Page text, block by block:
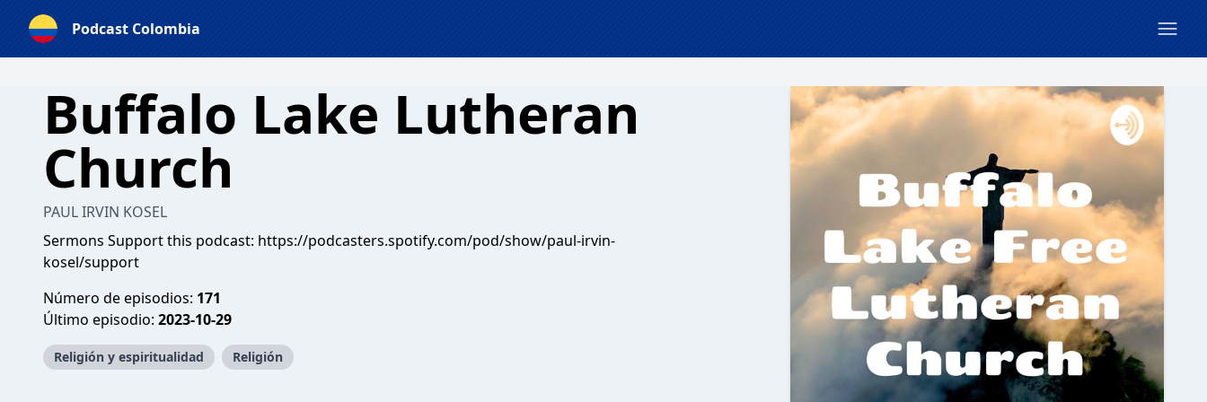
Podcast Colombia
Buffalo Lake Lutheran
Church
PAUL IRVIN KOSEL
Sermons Support this podcast: https://podcasters.spotify.com/pod/show/paul-irvin-
kosel/support
Número de episodios: 171
Último episodio: 2023-10-29
Religión y espiritualidad Religión